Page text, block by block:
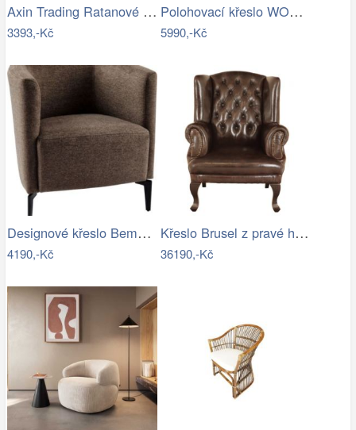
Axin Trading Ratanové křeslo Pluto…
3393,-Kč
Polohovací křeslo WONDER Halmar
5990,-Kč
Designové křeslo Bemode hnědá/černá
4190,-Kč
Křeslo Brusel z pravé hovězí kůže Brown
36190,-Kč